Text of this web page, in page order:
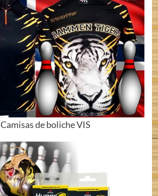
Camisas de boliche VIS